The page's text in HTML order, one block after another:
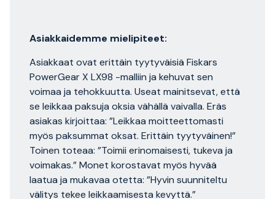
Asiakkaidemme mielipiteet:
Asiakkaat ovat erittäin tyytyväisiä Fiskars
PowerGear X LX98 -malliin ja kehuvat sen
voimaa ja tehokkuutta. Useat mainitsevat, että
se leikkaa paksuja oksia vähällä vaivalla. Eräs
asiakas kirjoittaa: ”Leikkaa moitteettomasti
myös paksummat oksat. Erittäin tyytyväinen!”
Toinen toteaa: ”Toimii erinomaisesti, tukeva ja
voimakas.” Monet korostavat myös hyvää
laatua ja mukavaa otetta: ”Hyvin suunniteltu
välitys tekee leikkaamisesta kevyttä.”